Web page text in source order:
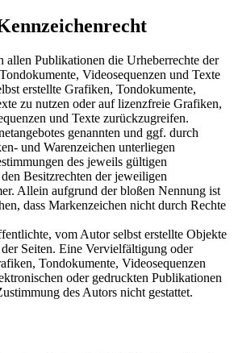
allen Publikationen die Urheberrechte der
Videosequenzen und Texte
erstellte Grafiken, Tondokumente,
zu nutzen oder auf lizenzfreie Grafiken,
und Texte zurückzugreifen.
genannten und ggf. durch
und Warenzeichen unterliegen
des jeweils gültigen
Besitzrechten der jeweiligen
Allein aufgrund der bloßen Nennung ist
dass Markenzeichen nicht durch Rechte
vom Autor selbst erstellte Objekte
Seiten. Eine Vervielfältigung oder
Tondokumente, Videosequenzen
oder gedruckten Publikationen
des Autors nicht gestattet.